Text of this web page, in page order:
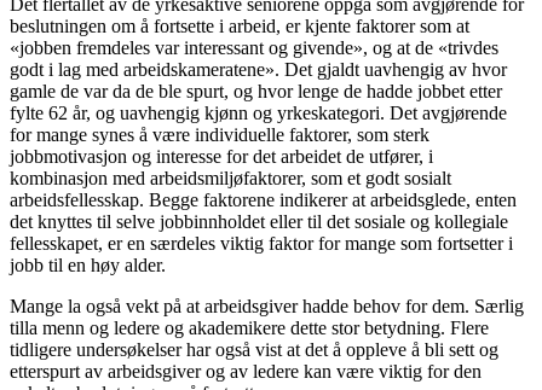
beslutningen om å fortsette i arbeid, er kjente faktorer som at
«jobben fremdeles var interessant og givende», og at de «trivdes
godt i lag med arbeidskameratene». Det gjaldt uavhengig av hvor
gamle de var da de ble spurt, og hvor lenge de hadde jobbet etter
fylte 62 år, og uavhengig kjønn og yrkeskategori. Det avgjørende
for mange synes å være individuelle faktorer, som sterk
jobbmotivasjon og interesse for det arbeidet de utfører, i
kombinasjon med arbeidsmiljøfaktorer, som et godt sosialt
arbeidsfellesskap. Begge faktorene indikerer at arbeidsglede, enten
det knyttes til selve jobbinnholdet eller til det sosiale og kollegiale
fellesskapet, er en særdeles viktig faktor for mange som fortsetter i
jobb til en høy alder.
Mange la også vekt på at arbeidsgiver hadde behov for dem. Særlig
tilla menn og ledere og akademikere dette stor betydning. Flere
tidligere undersøkelser har også vist at det å oppleve å bli sett og
etterspurt av arbeidsgiver og av ledere kan være viktig for den